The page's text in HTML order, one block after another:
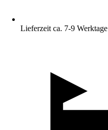
Lieferzeit ca. 7-9 Werktage